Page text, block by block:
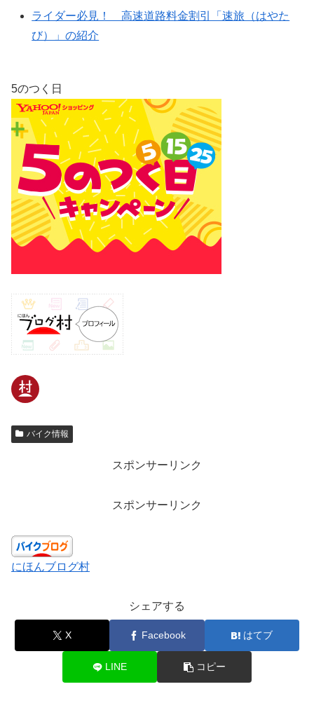
ライダー必見！ 高速道路料金割引「速旅（はやた
び）」の紹介
5のつく日
バイク情報
スポンサーリンク
スポンサーリンク
にほんブログ村
シェアする
X Facebook はてブ
LINE コピー